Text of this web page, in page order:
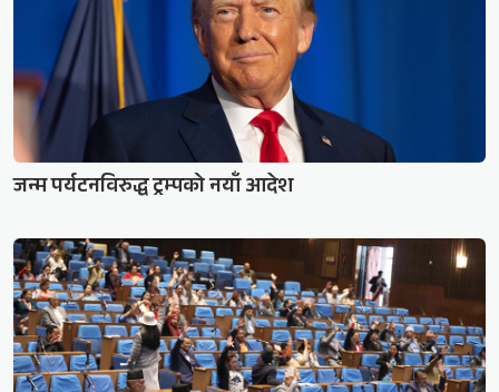
जन्म पर्यटनविरुद्ध ट्रम्पको नयाँ आदेश